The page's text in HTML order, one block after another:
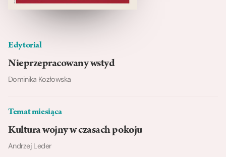
Edytorial
Nieprzepracowany wstyd
Dominika Kozłowska
Temat miesiąca
Kultura wojny w czasach pokoju
Andrzej Leder